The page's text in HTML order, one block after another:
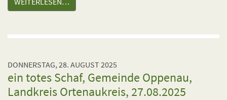
DONNERSTAG, 28. AUGUST 2025
ein totes Schaf, Gemeinde Oppenau,
Landkreis Ortenaukreis, 27.08.2025